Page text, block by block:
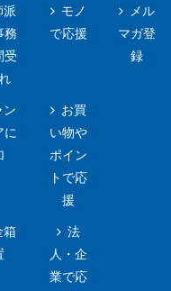
派
務
受
ン
に
箱
モノ
で応援
お買
い物や
ポイン
トで応
援
法
人・企
業で応
メル
マガ登
録